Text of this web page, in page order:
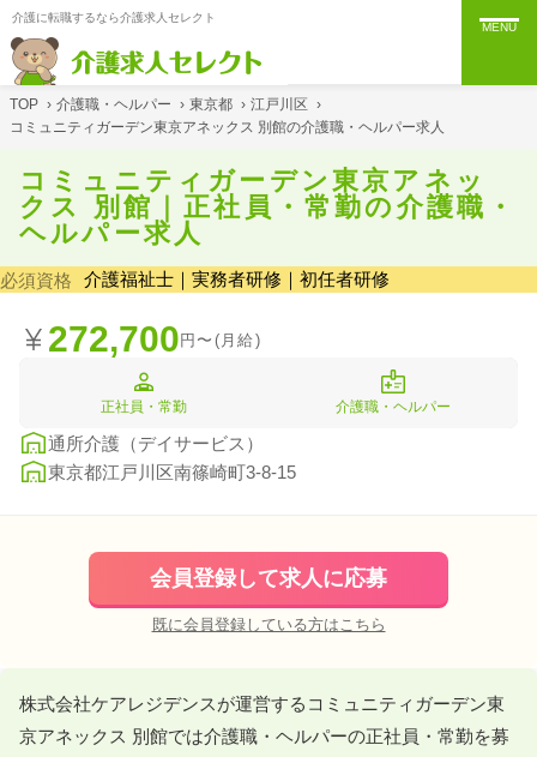
介護に転職するなら介護求人セレクト
MENU
TOP › 介護職・ヘルパー › 東京都 › 江戸川区 ›
コミュニティガーデン東京アネックス 別館の介護職・ヘルパー求人
コミュニティガーデン東京アネッ
クス 別館｜正社員・常勤の介護職・
ヘルパー求人
必須資格 介護福祉士｜実務者研修｜初任者研修
272,700円〜(月給)
正社員・常勤 介護職・ヘルパー
通所介護（デイサービス）
東京都江戸川区南篠崎町3-8-15
会員登録して求人に応募
既に会員登録している方はこちら
株式会社ケアレジデンスが運営するコミュニティガーデン東
京アネックス 別館では介護職・ヘルパーの正社員・常勤を募